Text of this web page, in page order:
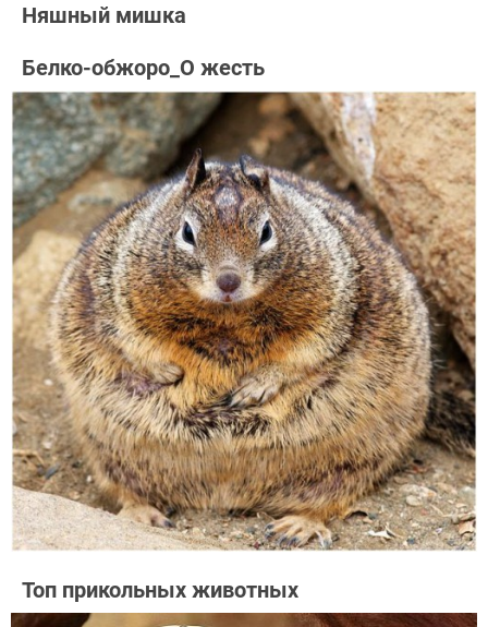
Няшный мишка
Белко-обжоро_О жесть
Топ прикольных животных